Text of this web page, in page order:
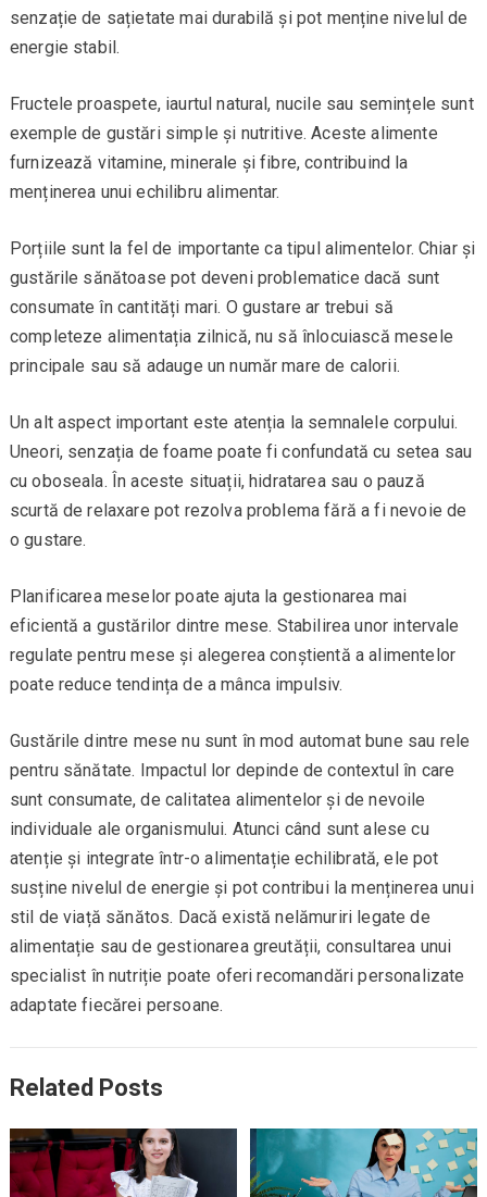
senzație de sațietate mai durabilă și pot menține nivelul de
energie stabil.
Fructele proaspete, iaurtul natural, nucile sau semințele sunt
exemple de gustări simple și nutritive. Aceste alimente
furnizează vitamine, minerale și fibre, contribuind la
menținerea unui echilibru alimentar.
Porțiile sunt la fel de importante ca tipul alimentelor. Chiar și
gustările sănătoase pot deveni problematice dacă sunt
consumate în cantități mari. O gustare ar trebui să
completeze alimentația zilnică, nu să înlocuiască mesele
principale sau să adauge un număr mare de calorii.
Un alt aspect important este atenția la semnalele corpului.
Uneori, senzația de foame poate fi confundată cu setea sau
cu oboseala. În aceste situații, hidratarea sau o pauză
scurtă de relaxare pot rezolva problema fără a fi nevoie de
o gustare.
Planificarea meselor poate ajuta la gestionarea mai
eficientă a gustărilor dintre mese. Stabilirea unor intervale
regulate pentru mese și alegerea conștientă a alimentelor
poate reduce tendința de a mânca impulsiv.
Gustările dintre mese nu sunt în mod automat bune sau rele
pentru sănătate. Impactul lor depinde de contextul în care
sunt consumate, de calitatea alimentelor și de nevoile
individuale ale organismului. Atunci când sunt alese cu
atenție și integrate într-o alimentație echilibrată, ele pot
susține nivelul de energie și pot contribui la menținerea unui
stil de viață sănătos. Dacă există nelămuriri legate de
alimentație sau de gestionarea greutății, consultarea unui
specialist în nutriție poate oferi recomandări personalizate
adaptate fiecărei persoane.
Related Posts